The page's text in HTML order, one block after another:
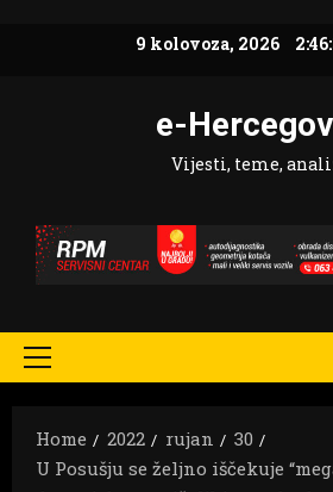
9 kolovoza, 2026
e-
Vijesti, teme,
Primary
Home
2022 rujan
30
U Posušju se željno iščekuje